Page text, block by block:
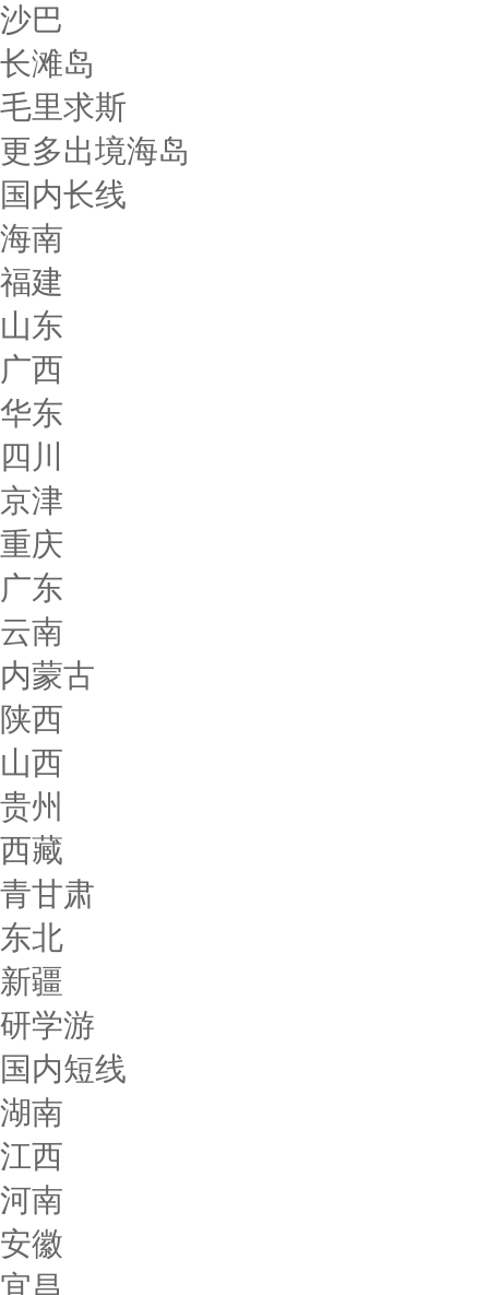
沙巴
长滩岛
毛里求斯
更多出境海岛
国内长线
海南
福建
山东
广西
华东
四川
京津
重庆
广东
云南
内蒙古
陕西
山西
贵州
西藏
青甘肃
东北
新疆
研学游
国内短线
湖南
江西
河南
安徽
宜昌